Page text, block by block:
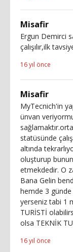
Misafir
Ergun Demirci
çalışılır,ilk
16 yıl önce
Misafir
MyTecnich'in
ünvan
statüsünde
altında
oluşturup
etmekdedir. O
Bana Gelin
hemde 3
yerseniz tabi 1
TURİSTİ
olsa TEKNİK
16 yıl önce